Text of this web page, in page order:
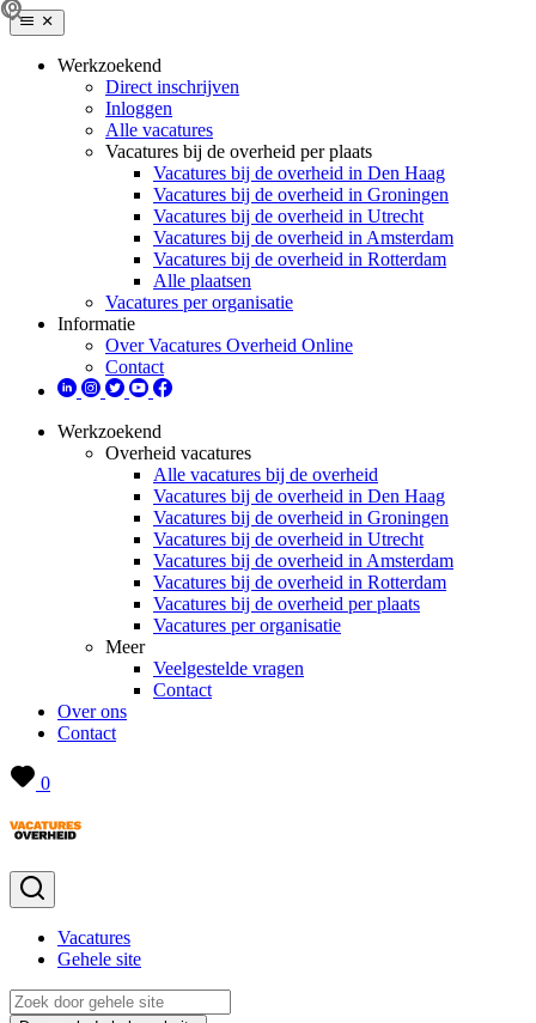
Werkzoekend
Direct inschrijven
Inloggen
Alle vacatures
Vacatures bij de overheid per plaats
Vacatures bij de overheid in Den Haag
Vacatures bij de overheid in Groningen
Vacatures bij de overheid in Utrecht
Vacatures bij de overheid in Amsterdam
Vacatures bij de overheid in Rotterdam
Alle plaatsen
Vacatures per organisatie
Informatie
Over Vacatures Overheid Online
Contact
Werkzoekend
Overheid vacatures
Alle vacatures bij de overheid
Vacatures bij de overheid in Den Haag
Vacatures bij de overheid in Groningen
Vacatures bij de overheid in Utrecht
Vacatures bij de overheid in Amsterdam
Vacatures bij de overheid in Rotterdam
Vacatures bij de overheid per plaats
Vacatures per organisatie
Meer
Veelgestelde vragen
Contact
Over ons
Contact
0
Vacatures
Gehele site